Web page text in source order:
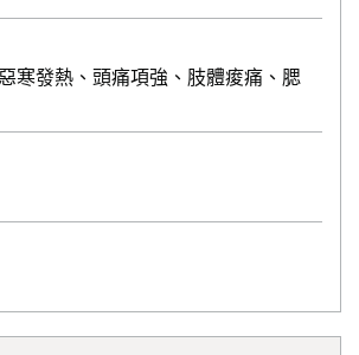
寒發熱、頭痛項強、肢體痠痛、腮